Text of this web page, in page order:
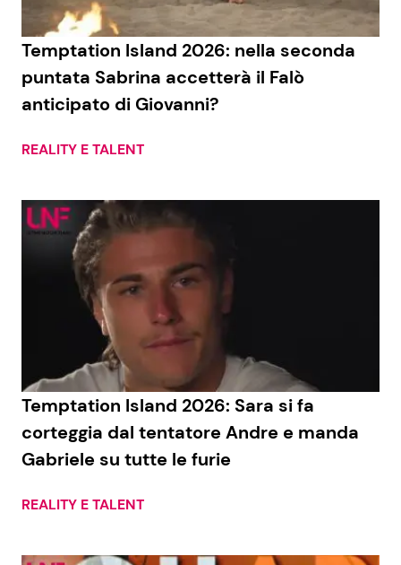
Temptation Island 2026: nella seconda
puntata Sabrina accetterà il Falò
anticipato di Giovanni?
REALITY E TALENT
Temptation Island 2026: Sara si fa
corteggia dal tentatore Andre e manda
Gabriele su tutte le furie
REALITY E TALENT